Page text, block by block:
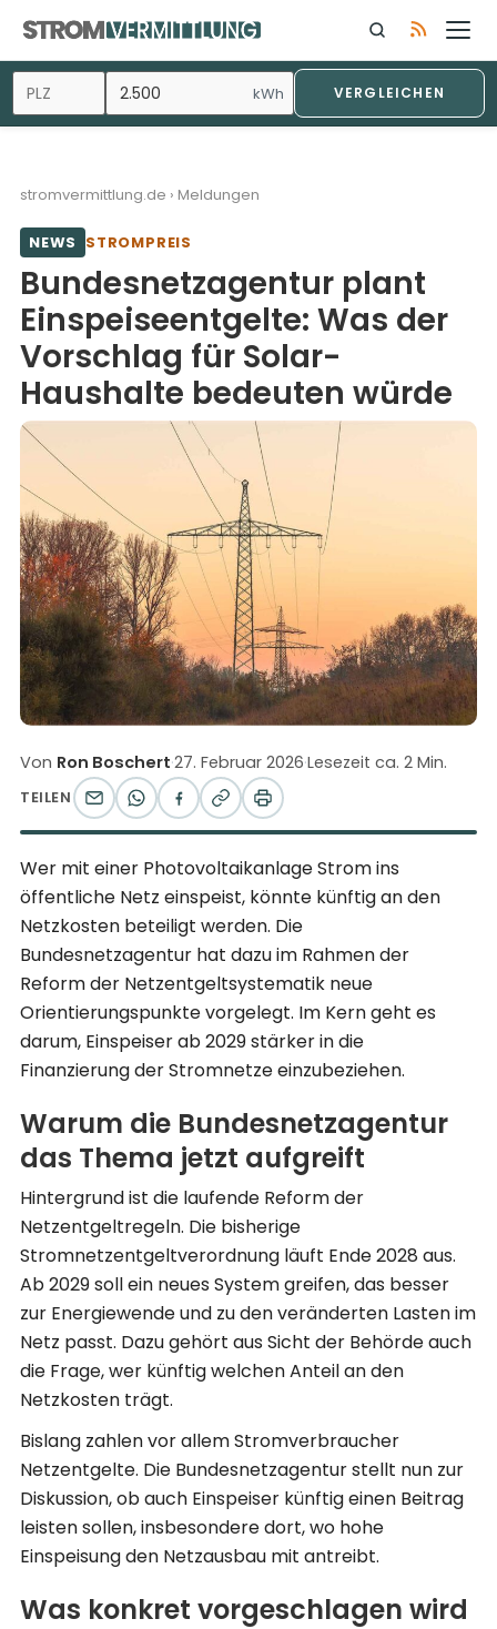
Inhalt
springen
kWh VERGLEICHEN
stromvermittlung.de › Meldungen
NEWS STROMPREIS
Bundesnetzagentur plant
Einspeiseentgelte: Was der
Vorschlag für Solar-
Haushalte bedeuten würde
Von Ron Boschert·27. Februar 2026·Lesezeit ca. 2 Min.
TEILEN
Wer mit einer Photovoltaikanlage Strom ins
öffentliche Netz einspeist, könnte künftig an den
Netzkosten beteiligt werden. Die
Bundesnetzagentur hat dazu im Rahmen der
Reform der Netzentgeltsystematik neue
Orientierungspunkte vorgelegt. Im Kern geht es
darum, Einspeiser ab 2029 stärker in die
Finanzierung der Stromnetze einzubeziehen.
Warum die Bundesnetzagentur
das Thema jetzt aufgreift
Hintergrund ist die laufende Reform der
Netzentgeltregeln. Die bisherige
Stromnetzentgeltverordnung läuft Ende 2028 aus.
Ab 2029 soll ein neues System greifen, das besser
zur Energiewende und zu den veränderten Lasten im
Netz passt. Dazu gehört aus Sicht der Behörde auch
die Frage, wer künftig welchen Anteil an den
Netzkosten trägt.
Bislang zahlen vor allem Stromverbraucher
Netzentgelte. Die Bundesnetzagentur stellt nun zur
Diskussion, ob auch Einspeiser künftig einen Beitrag
leisten sollen, insbesondere dort, wo hohe
Einspeisung den Netzausbau mit antreibt.
Was konkret vorgeschlagen wird